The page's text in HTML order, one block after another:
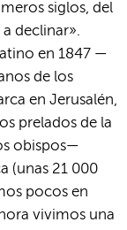
siglos, del
declinar».
en 1847 —
de los
en Jerusalén,
prelados de la
obispos—
(unas 21 000
pocos en
vivimos una